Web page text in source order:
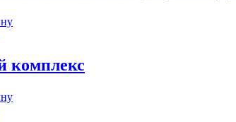
комплекс